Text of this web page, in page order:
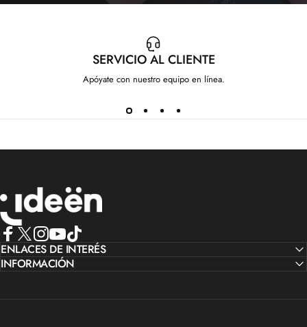
SERVICIO AL CLIENTE
Apóyate con nuestro equipo en línea.
IdeenstoresMX
Facebook
X (Twitter)
Instagram
YouTube
TikTok
ENLACES DE INTERÉS
INFORMACIÓN